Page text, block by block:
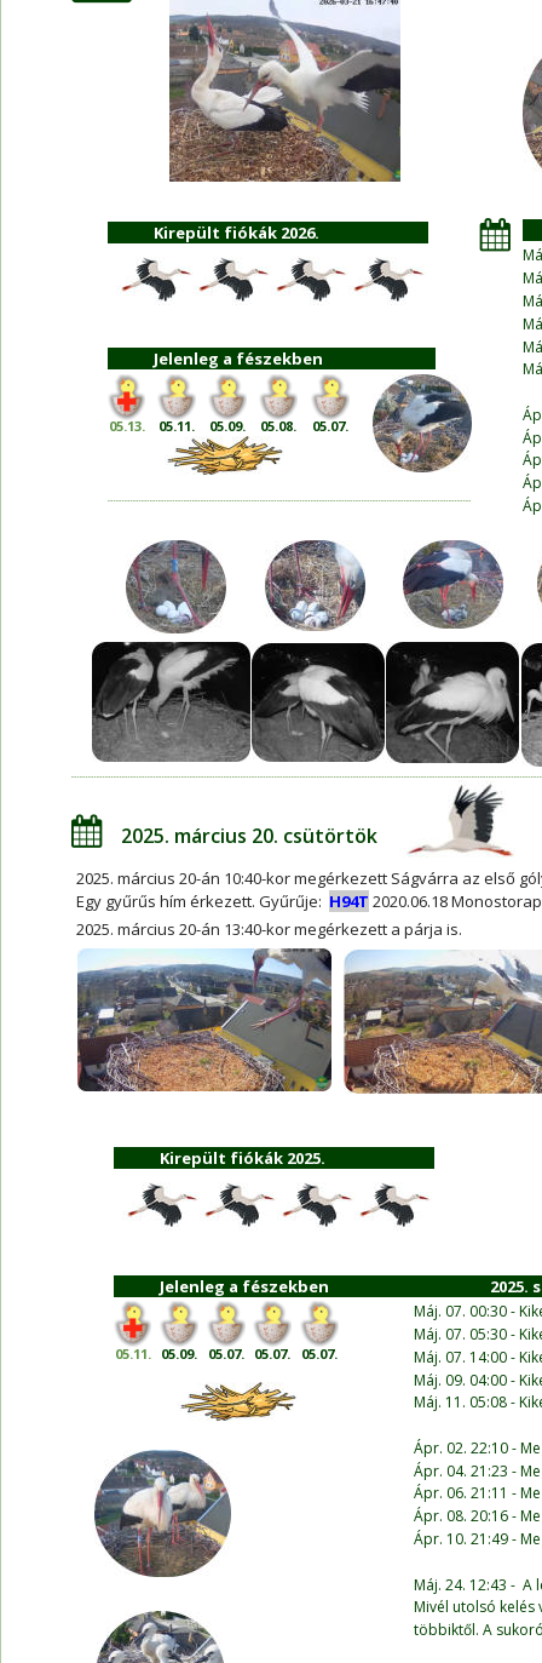
2025. március 20. csütörtök
2025. március 20-án 10:40-kor megérkezett Ságvárra az első
Egy gyűrűs hím érkezett. Gyűrűje: H94T 2020.06.18
2025. március 20-án 13:40-kor megérkezett a párja is.
Jelenleg a fészekben
Máj. 07. 00:30 -
Máj. 07. 05:30 -
Máj. 07. 14:00 -
Máj. 09. 04:00 -
Máj. 11. 05:08 -
Ápr. 02. 22:10 -
Ápr. 04. 21:23 -
Ápr. 06. 21:11 -
Ápr. 08. 20:16 -
Ápr. 10. 21:49 -
Máj. 24. 12:43 -
Mivél utolsó
többiktől. A
05.07. 05.07. 05.07.
05.09.
05.11.
Kirepült fiókák 2025.
Jelenleg a fészekben
05.07.
05.08.
05.09.
05.11.
05.13.
Kirepült fiókák 2026.